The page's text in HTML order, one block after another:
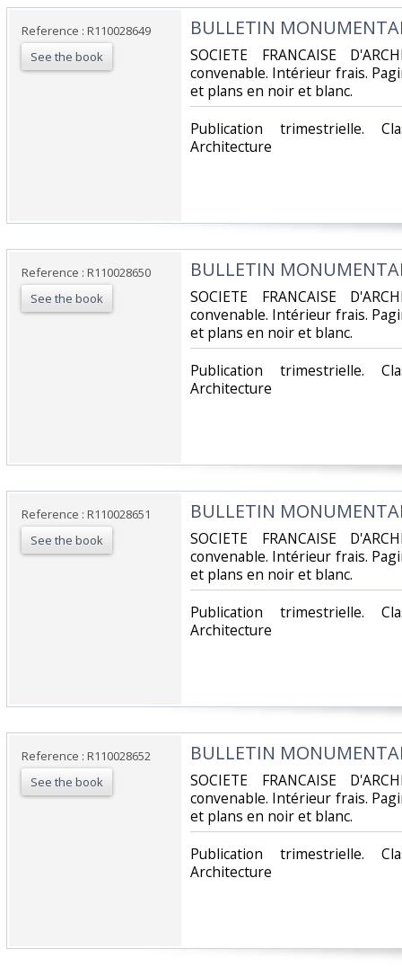
Reference : R110028649
See the book
‎BULLETIN
‎SOCIETE FRANCAISE
convenable. Intérieur frais.
et plans en noir et blanc.‎
‎Publication trimestrielle.
Architecture‎
Reference : R110028650
See the book
‎BULLETIN
‎SOCIETE FRANCAISE
convenable. Intérieur frais.
et plans en noir et blanc.‎
‎Publication trimestrielle.
Architecture‎
Reference : R110028651
See the book
‎BULLETIN
‎SOCIETE FRANCAISE
convenable. Intérieur frais.
et plans en noir et blanc.‎
‎Publication trimestrielle.
Architecture‎
Reference : R110028652
See the book
‎BULLETIN
‎SOCIETE FRANCAISE
convenable. Intérieur frais.
et plans en noir et blanc.‎
‎Publication trimestrielle.
Architecture‎